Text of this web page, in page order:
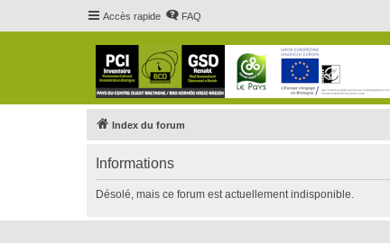
Accès rapide FAQ
Index du forum
Informations
Désolé, mais ce forum est actuellement indisponible.